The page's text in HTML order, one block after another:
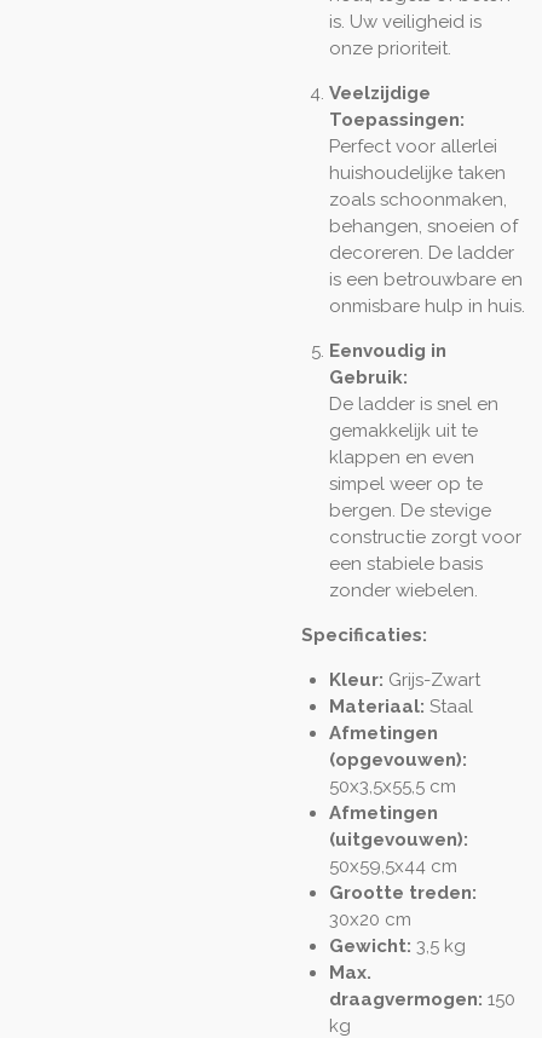
is. Uw veiligheid is
onze prioriteit.
Veelzijdige
Toepassingen:
Perfect voor allerlei
huishoudelijke taken
zoals schoonmaken,
behangen, snoeien of
decoreren. De ladder
is een betrouwbare en
onmisbare hulp in huis.
Eenvoudig in
Gebruik:
De ladder is snel en
gemakkelijk uit te
klappen en even
simpel weer op te
bergen. De stevige
constructie zorgt voor
een stabiele basis
zonder wiebelen.
Specificaties:
Kleur: Grijs-Zwart
Materiaal: Staal
Afmetingen
(opgevouwen):
50x3,5x55,5 cm
Afmetingen
(uitgevouwen):
50x59,5x44 cm
Grootte treden:
30x20 cm
Gewicht: 3,5 kg
Max.
draagvermogen: 150
kg